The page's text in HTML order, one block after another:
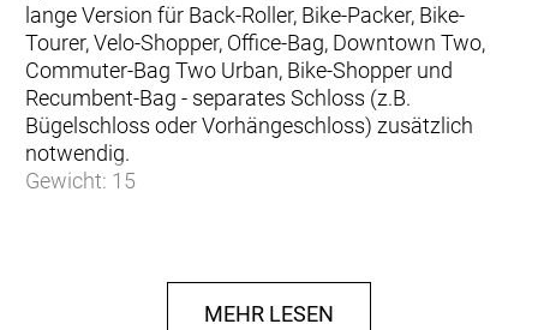
lange Version für Back-Roller, Bike-Packer, Bike-
Tourer, Velo-Shopper, Office-Bag, Downtown Two,
Commuter-Bag Two Urban, Bike-Shopper und
Recumbent-Bag - separates Schloss (z.B.
Bügelschloss oder Vorhängeschloss) zusätzlich
notwendig.
Gewicht: 15
MEHR LESEN